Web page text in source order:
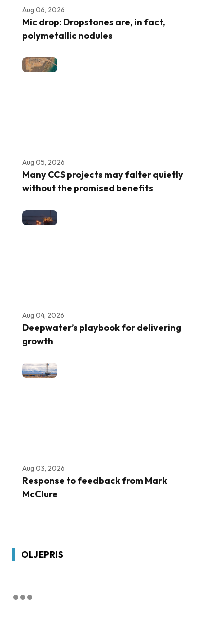
Aug 06, 2026
Mic drop: Dropstones are, in fact,
polymetallic nodules
Aug 05, 2026
Many CCS projects may falter quietly
without the promised benefits
Aug 04, 2026
Deepwater’s playbook for delivering
growth
Aug 03, 2026
Response to feedback from Mark
McClure
OLJEPRIS